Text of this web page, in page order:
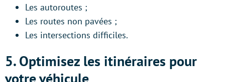
Les autoroutes ;
Les routes non pavées ;
Les intersections difficiles.
5. Optimisez les itinéraires pour
votre véhicule